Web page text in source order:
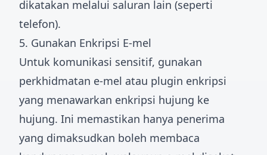
dikatakan melalui saluran lain (seperti
telefon).
5. Gunakan Enkripsi E-mel
Untuk komunikasi sensitif, gunakan
perkhidmatan e-mel atau plugin enkripsi
yang menawarkan enkripsi hujung ke
hujung. Ini memastikan hanya penerima
yang dimaksudkan boleh membaca